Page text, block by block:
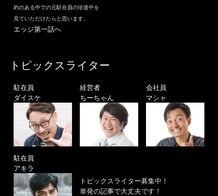
約のある中での元駐在員の珍道中を
見ていただけたらと思います。
エッジ第一話へ
トピックスライター
駐在員
ダイスケ
経営者
ちーちゃん
会社員
マシャ
駐在員
アキラ
トピックスライター募集中！
単発の記事で大丈夫です！